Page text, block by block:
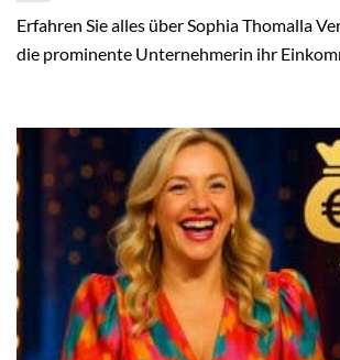
Erfahren Sie alles über Sophia Thomalla
die prominente Unternehmerin ihr